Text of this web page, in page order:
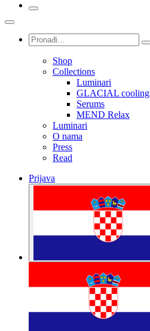
Shop
Collections
Luminari
GLACIAL cooling
Serums
MEND Relax
Luminari
O nama
Press
Read
Prijava